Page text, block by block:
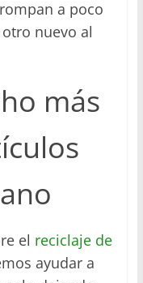
a poco
nuevo al
más
el reciclaje de
ayudar a